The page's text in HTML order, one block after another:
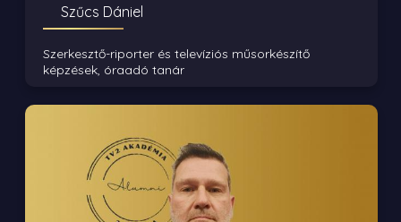
Szűcs Dániel
Szerkesztő-riporter és televíziós műsorkészítő
képzések, óraadó tanár